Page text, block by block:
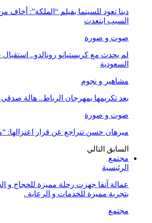
دينا تعود للسينما بفيلم “الملكة”: أخاف
السبب ابتعدت
صوت و صورة
لم يحدث مع كريستيانو رونالدو..
السعودية
مشاهير و نجوم
بعد تكريمها بمهرجان الرباط.. هالة
صوت و صورة
ميرهان حسن تتراجع عن قرار اعتزالها:
السابق التالي
مجتمع
الرئيسية
عمالة آنفا جهزت رحلة مميزة للحجاج و
بتجربة مميزة للخدمات و الرعاية .
مجتمع